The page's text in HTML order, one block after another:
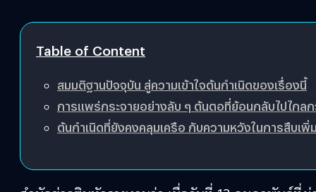
Table of Content
สมมติฐานปัจจุบัน สู่ความเข้าใจต้นกำเนิดของเรื่องนี้
การแพร่กระจายอย่างลับ ๆ ต้นตอที่ย้อนกลับไปไกล
ต้นกำเนิดที่ยังคงคลุมเครือ กับความหวังในการสืบเพิ่ม